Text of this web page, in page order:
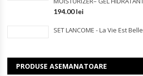
194.00lei
SET LANCOME - La Vie Est
PRODUSE ASEMANATOARE